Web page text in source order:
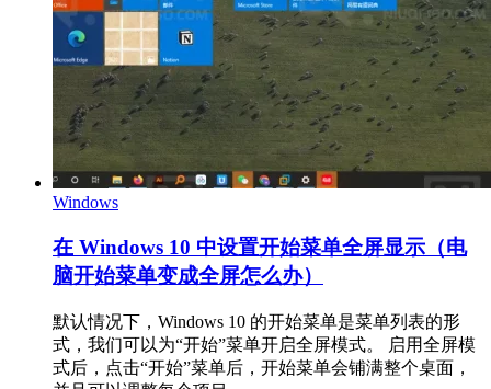
Windows
在 Windows 10 中设置开始菜单全屏显示（电
脑开始菜单变成全屏怎么办）
默认情况下，Windows 10 的开始菜单是菜单列表的形
式，我们可以为“开始”菜单开启全屏模式。 启用全屏模
式后，点击“开始”菜单后，开始菜单会铺满整个桌面，